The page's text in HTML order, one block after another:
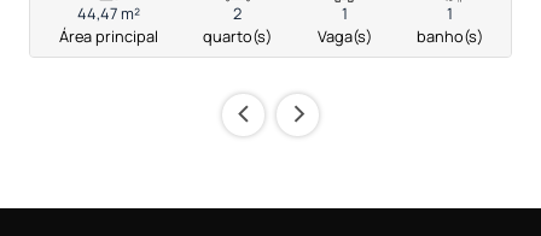
44,47 m²
Área principal
2
quarto(s)
1
Vaga(s)
1
banho(s)
‹ ›